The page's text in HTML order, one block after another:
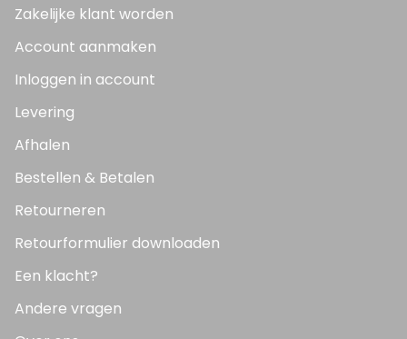
Zakelijke klant worden
Account aanmaken
Inloggen in account
Levering
Afhalen
Bestellen & Betalen
Retourneren
Retourformulier downloaden
Een klacht?
Andere vragen